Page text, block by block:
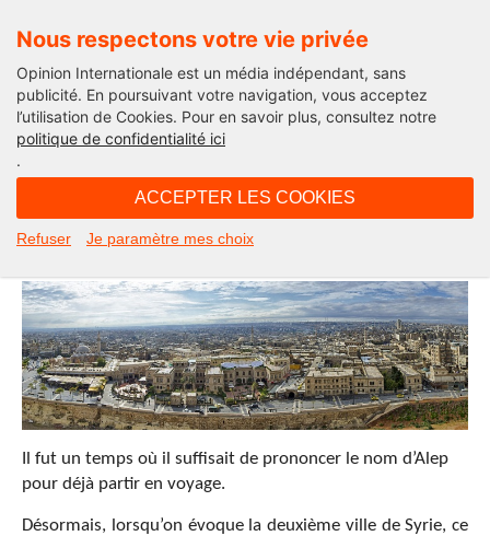
Nous respectons votre vie privée
Opinion Internationale est un média indépendant, sans
publicité. En poursuivant votre navigation, vous acceptez
l’utilisation de Cookies. Pour en savoir plus, consultez notre
politique de confidentialité ici
.
ACCEPTER LES COOKIES
Refuser Je paramètre mes choix
International
Alep, de l’enfer à la renaissance
Il fut un temps où il suffisait de prononcer le nom d’Alep
pour déjà partir en voyage.
Désormais, lorsqu’on évoque la deuxième ville de Syrie, ce